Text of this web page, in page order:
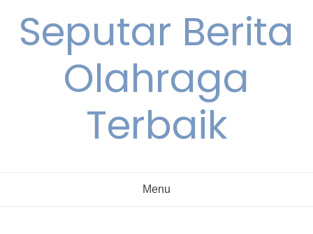
Seputar Berita
Olahraga
Terbaik
Menu